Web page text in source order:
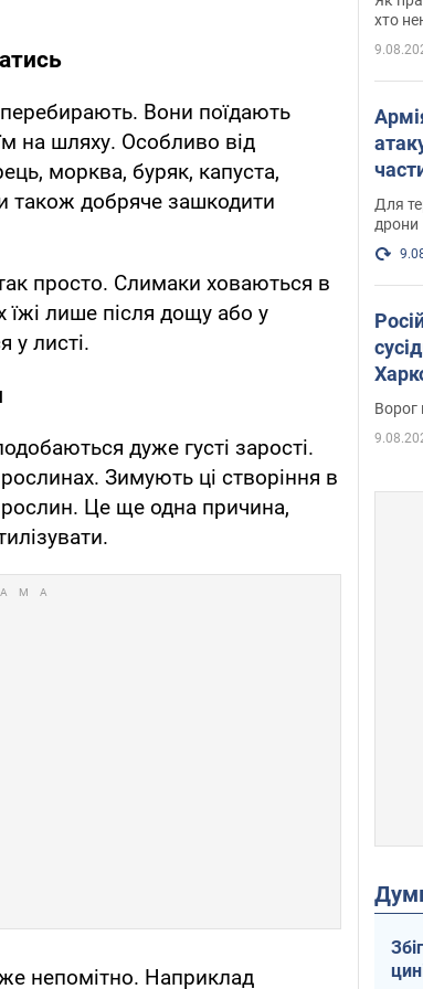
Вони поїдають
на шляху. Особливо від
морква, буряк, капуста,
також добряче зашкодити
просто. Слимаки ховаються в
їжі лише після дощу або у
у листі.
дуже густі зарості.
Зимують ці створіння в
Це ще одна причина,
непомітно. Наприклад
хто
Для
дрони
Ворог